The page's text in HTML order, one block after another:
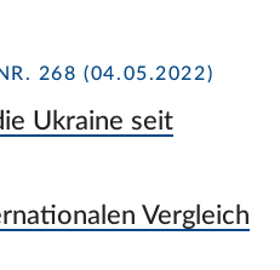
268 (04.05.2022)
Ukraine seit
Vergleich